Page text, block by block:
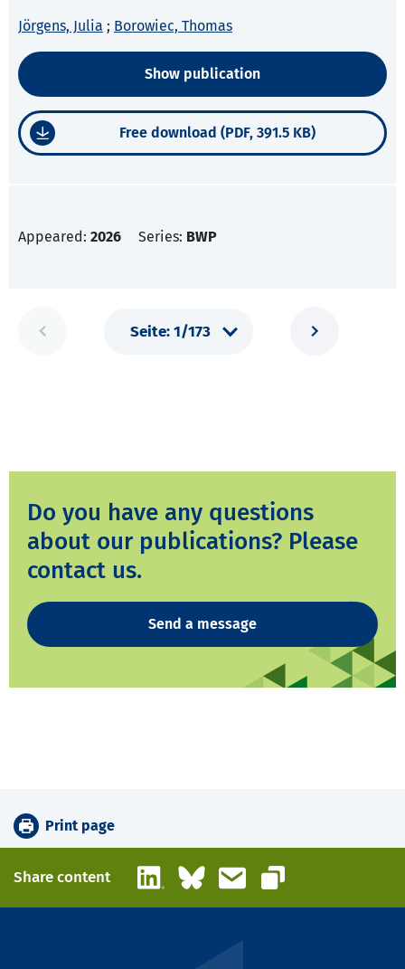
Jörgens, Julia ; Borowiec, Thomas
Show publication
Free download (PDF, 391.5 KB)
Appeared: 2026 Series: BWP
Do you have any questions
about our publications? Please
contact us.
Send a message
Print page
Share content LinkedInBlueskyEmail
Copy link